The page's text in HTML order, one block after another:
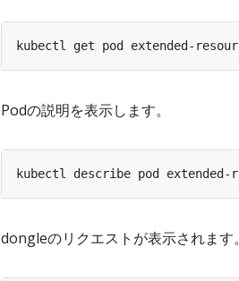
Podの説明を表示します。
dongleのリクエストが表示されます。